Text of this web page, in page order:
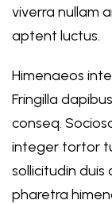
viverra nullam
aptent luctus.
Himenaeos
Fringilla
conseq.
integer tortor
sollicitudin
pharetra